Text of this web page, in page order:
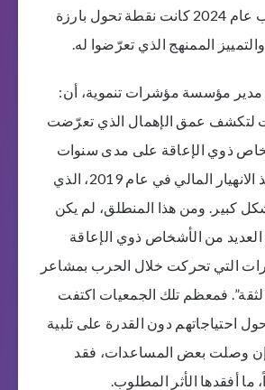
الفئات، إلا أنّ حرب عام 2024 كانت نقطة تحول بارزة
الممنهج الذي تعرّضوا له.
مدير مؤسسة مؤشرات تنموية، أن:
لتكشف عمق الإهمال الذي تعرّضت
ذوي الإعاقة على مدى سنوات
طويلة، لا سيما منذ الانهيار المالي في عام 2019، الذي
كبير. ومن هذا المنطلق، لم يكن
العديد من الأشخاص ذوي الإعاقة
التي تحركت خلال الحرب بمشاعر
الثقة”. فمعظم تلك الجمعيات اكتفت
احتياجاتهم دون القدرة على تلبية
وصلت بعض المساعدات، فقد
أفقدها الأثر المطلوب.